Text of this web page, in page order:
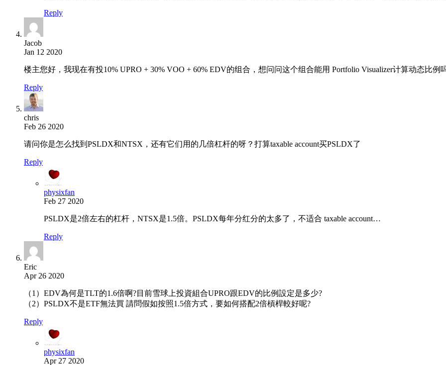
Reply
Jacob
Jan 12 2020
楼主您好，我现在有投10% UPRO + 30% VOO + 60% EDV的组合，想问问这个组合能用 Portfolio Visualizer计算动态比例
Reply
chris
Feb 26 2020
请问你是怎么找到PSLDX和NTSX，还有它们用的几倍杠杆的呀？打算taxable account买PSLDX了
Reply
physixfan
Feb 27 2020
PSLDX是2倍左右的杠杆，NTSX是1.5倍。PSLDX每年分红分的太多了，不适合 taxable account…
Reply
Eric
Apr 26 2020
（1）EDV為何是TLT的1.6倍啊?目前雪球上投資組合UPRO跟EDV的比例設定是多少?
（2）PSLDX不是ETF無法買 請問假如按照1.5倍方式，要如何搭配2倍槓桿較好呢?
Reply
physixfan
Apr 27 2020